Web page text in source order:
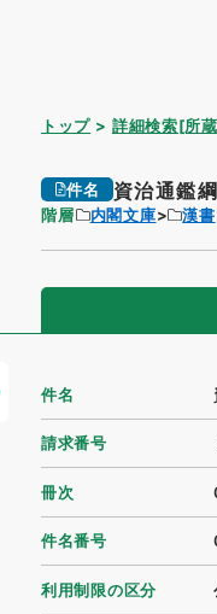
トップ 詳細検索[所
件名 資治通鑑
階層 内閣文庫 漢書
件名
請求番号
冊次
件名番号
利用制限の区分